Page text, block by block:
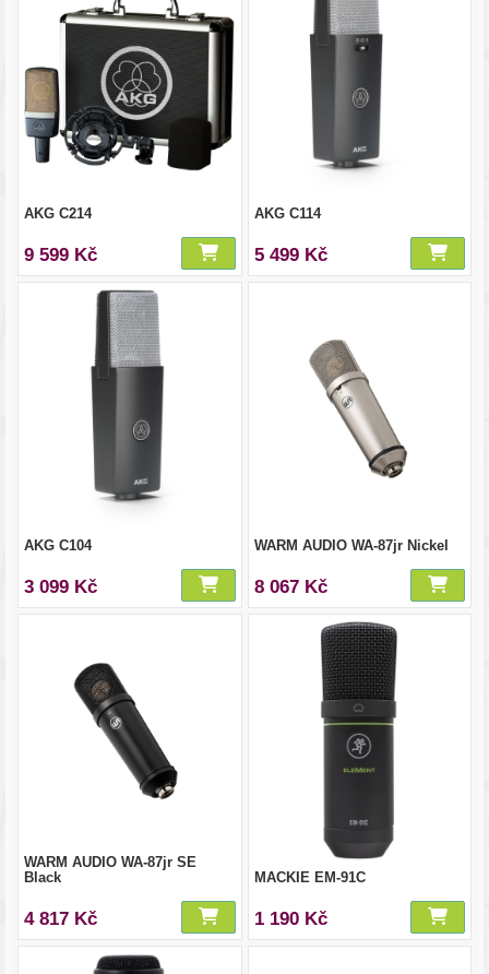
AKG C214
9 599 Kč
AKG C114
5 499 Kč
AKG C104
3 099 Kč
WARM AUDIO WA-87jr Nickel
8 067 Kč
WARM AUDIO WA-87jr SE
Black
4 817 Kč
MACKIE EM-91C
1 190 Kč